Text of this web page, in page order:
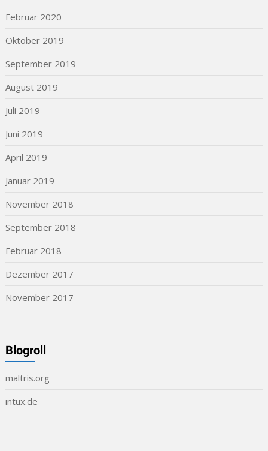
Februar 2020
Oktober 2019
September 2019
August 2019
Juli 2019
Juni 2019
April 2019
Januar 2019
November 2018
September 2018
Februar 2018
Dezember 2017
November 2017
Blogroll
maltris.org
intux.de